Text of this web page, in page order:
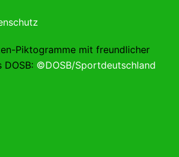
Piktogramme mit freundlicher
DOSB: ©DOSB/Sportdeutschland